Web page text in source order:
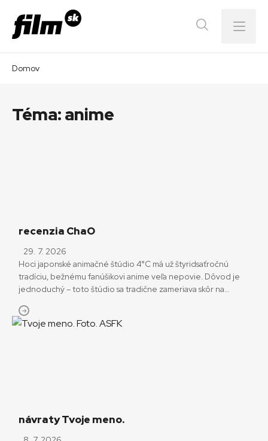
Menu
Domov
Téma:anime
recenzia ChaO
29. 7. 2026
Hoci japonské animačné štúdio 4°C má už štyridsaťročnú
tradíciu, bežnému fanúšikovi anime veľa nepovie. Dôvod je
jednoduchý – toto štúdio sa tradične zameriava skôr na
samotný názov pochádza z teploty, pri ktorej má voda z
hľadiska fyziky najvyššiu hustotu. Vyjadruje to, že sa bude
návraty Tvoje meno.